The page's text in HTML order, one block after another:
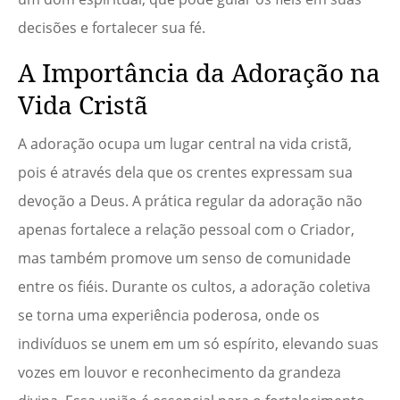
decisões e fortalecer sua fé.
A Importância da Adoração na
Vida Cristã
A adoração ocupa um lugar central na vida cristã,
pois é através dela que os crentes expressam sua
devoção a Deus. A prática regular da adoração não
apenas fortalece a relação pessoal com o Criador,
mas também promove um senso de comunidade
entre os fiéis. Durante os cultos, a adoração coletiva
se torna uma experiência poderosa, onde os
indivíduos se unem em um só espírito, elevando suas
vozes em louvor e reconhecimento da grandeza